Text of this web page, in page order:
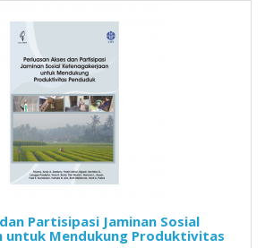
Partisipasi Jaminan Sosial
untuk Mendukung Produktivitas